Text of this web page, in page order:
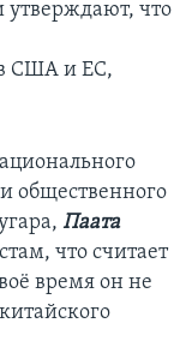
утверждают, что
США и ЕС,
общественного
Паата
что считает
время он не